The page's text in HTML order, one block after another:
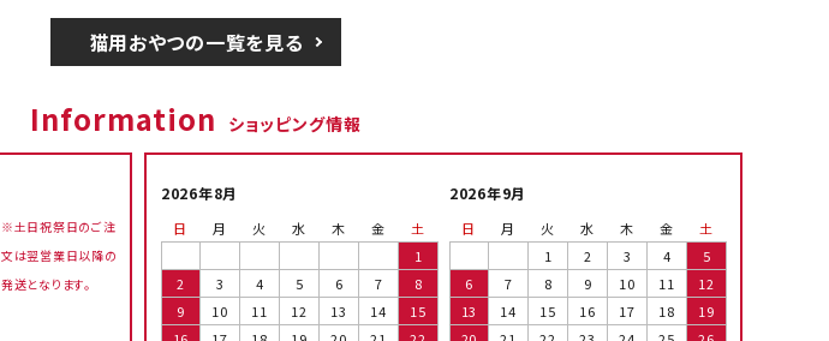
猫用おやつの一覧を見る
Information ショッピング情報
※土日祝祭日のご注
文は翌営業日以降の
発送となります。
2026年8月
日 月 火 水 木 金
土
1
2
3 4 5 6 7
8
9
10 11 12 13 14
15
2026年9月
日 月 火 水 木 金
土
1
2 3 4
5
6
7 8 9 10 11
12
13
14 15 16 17 18
19